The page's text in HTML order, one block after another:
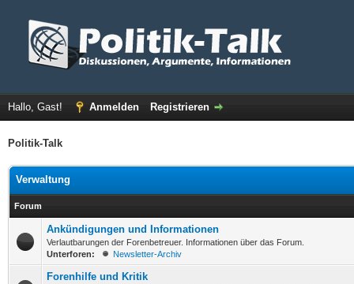
Hallo, Gast! Anmelden Registrieren
Politik-Talk
Verwaltung
Forum
Ankündigungen und Informationen
Verlautbarungen der Forenbetreuer. Informationen über das Forum.
Unterforen:
Newsletter-Archiv
Forenhilfe und Kritik